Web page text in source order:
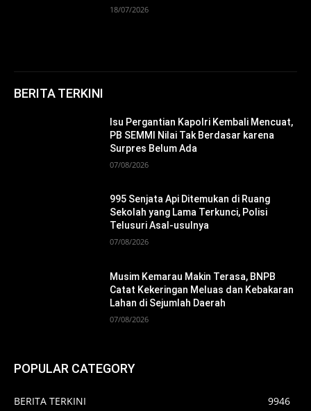
18/07/2026
BERITA TERKINI
Isu Pergantian Kapolri Kembali Mencuat,
PB SEMMI Nilai Tak Berdasar karena
Surpres Belum Ada
07/08/2026
995 Senjata Api Ditemukan di Ruang
Sekolah yang Lama Terkunci, Polisi
Telusuri Asal-usulnya
07/08/2026
Musim Kemarau Makin Terasa, BNPB
Catat Kekeringan Meluas dan Kebakaran
Lahan di Sejumlah Daerah
07/08/2026
POPULAR CATEGORY
BERITA TERKINI 9946